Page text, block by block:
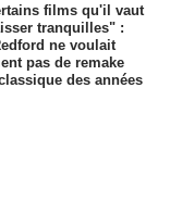
films qu'il vaut
tranquilles" :
ne voulait
pas de remake
des années